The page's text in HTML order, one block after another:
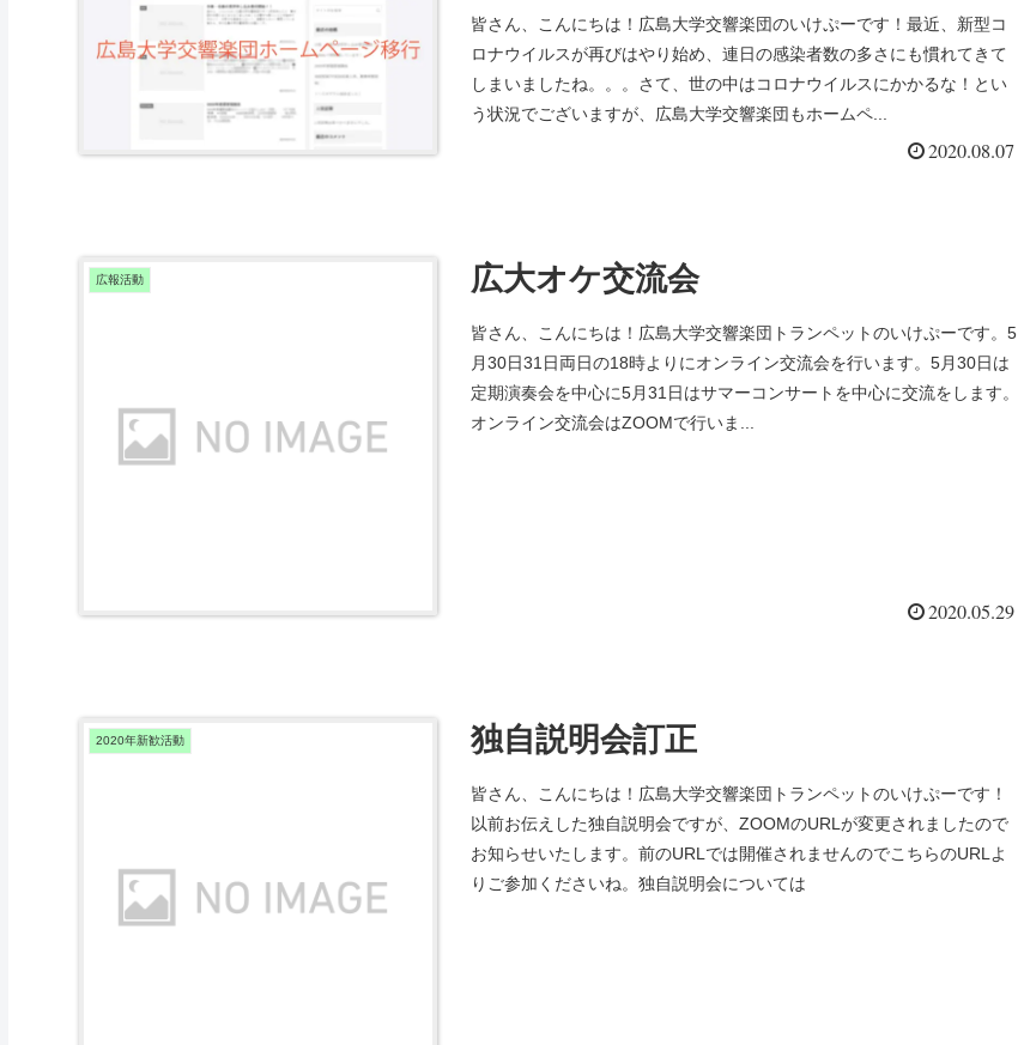
皆さん、こんにちは！広島大学交響楽団のいけぷーです！最近、新型コ
ロナウイルスが再びはやり始め、連日の感染者数の多さにも慣れてきて
しまいましたね。。。さて、世の中はコロナウイルスにかかるな！とい
う状況でございますが、広島大学交響楽団もホームペ...
2020.08.07
広報活動 広大オケ交流会
皆さん、こんにちは！広島大学交響楽団トランペットのいけぷーです。5
月30日31日両日の18時よりにオンライン交流会を行います。5月30日は
定期演奏会を中心に5月31日はサマーコンサートを中心に交流をします。
オンライン交流会はZOOMで行いま...
2020.05.29
2020年新歓活動 独自説明会訂正
皆さん、こんにちは！広島大学交響楽団トランペットのいけぷーです！
以前お伝えした独自説明会ですが、ZOOMのURLが変更されましたので
お知らせいたします。前のURLでは開催されませんのでこちらのURLよ
りご参加くださいね。独自説明会については